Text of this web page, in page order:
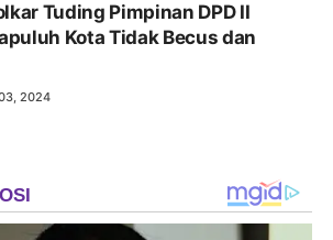
Tuding Pimpinan DPD II
Kota Tidak Becus dan
2024